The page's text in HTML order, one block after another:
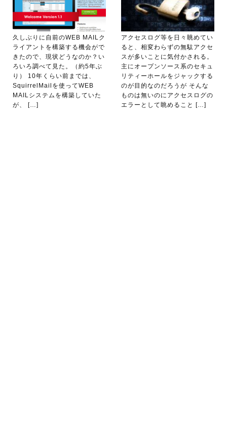
久しぶりに自前のWEB MAILク
ライアントを構築する機会がで
きたので、現状どうなのか？い
ろいろ調べて見た。（約5年ぶ
り） 10年くらい前までは、
SquirrelMailを使ってWEB
MAILシステムを構築していた
が、 […]
アクセスログ等を日々眺めてい
ると、相変わらずの無駄アクセ
スが多いことに気付かされる。
主にオープンソース系のセキュ
リティーホールをジャックする
のが目的なのだろうが そんな
ものは無いのにアクセスログの
エラーとして眺めること […]